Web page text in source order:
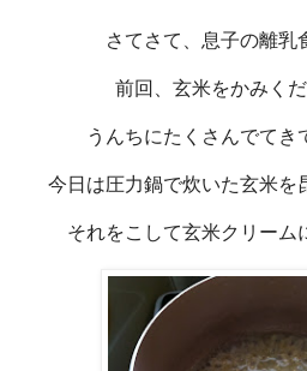
さてさて、息子の離乳
前回、玄米をかみく
うんちにたくさんでてき
今日は圧力鍋で炊いた玄米を
それをこして玄米クリーム